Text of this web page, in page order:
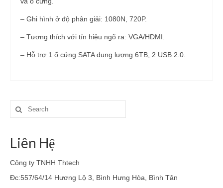
– Ghi hình ở độ phân giải: 1080N, 720P.
– Tương thích với tín hiệu ngõ ra: VGA/HDMI.
– Hỗ trợ 1 ổ cứng SATA dung lượng 6TB, 2 USB 2.0.
Search
for:
Liên Hệ
Công ty TNHH Thtech
Đc:557/64/14 Hương Lộ 3, Bình Hưng Hòa, Bình Tân